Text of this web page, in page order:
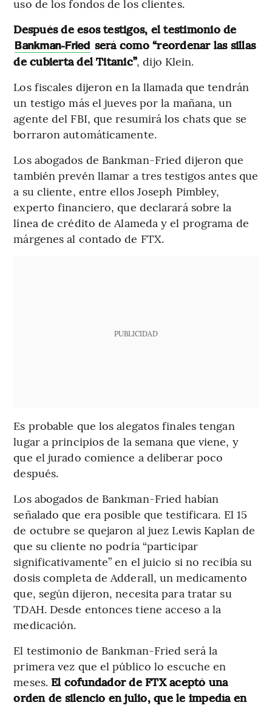
uso de los fondos de los clientes.
Después de esos testigos, el testimonio de
Bankman-Fried será como “reordenar las sillas
de cubierta del Titanic”, dijo Klein.
Los fiscales dijeron en la llamada que tendrán
un testigo más el jueves por la mañana, un
agente del FBI, que resumirá los chats que se
borraron automáticamente.
Los abogados de Bankman-Fried dijeron que
también prevén llamar a tres testigos antes que
a su cliente, entre ellos Joseph Pimbley,
experto financiero, que declarará sobre la
línea de crédito de Alameda y el programa de
márgenes al contado de FTX.
PUBLICIDAD
Es probable que los alegatos finales tengan
lugar a principios de la semana que viene, y
que el jurado comience a deliberar poco
después.
Los abogados de Bankman-Fried habían
señalado que era posible que testificara. El 15
de octubre se quejaron al juez Lewis Kaplan de
que su cliente no podría “participar
significativamente” en el juicio si no recibía su
dosis completa de Adderall, un medicamento
que, según dijeron, necesita para tratar su
TDAH. Desde entonces tiene acceso a la
medicación.
El testimonio de Bankman-Fried será la
primera vez que el público lo escuche en
meses. El cofundador de FTX aceptó una
orden de silencio en julio, que le impedía en